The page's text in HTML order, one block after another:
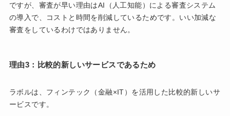
ですが、審査が早い理由はAI（人工知能）による審査システム
の導入で、コストと時間を削減しているためです。いい加減な
審査をしているわけではありません。
理由3：比較的新しいサービスであるため
ラボルは、フィンテック（金融×IT）を活用した比較的新しいサ
ービスです。